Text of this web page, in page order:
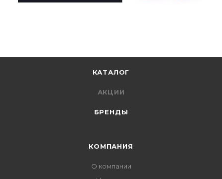
КАТАЛОГ
АКЦИИ
БРЕНДЫ
КОМПАНИЯ
О компании